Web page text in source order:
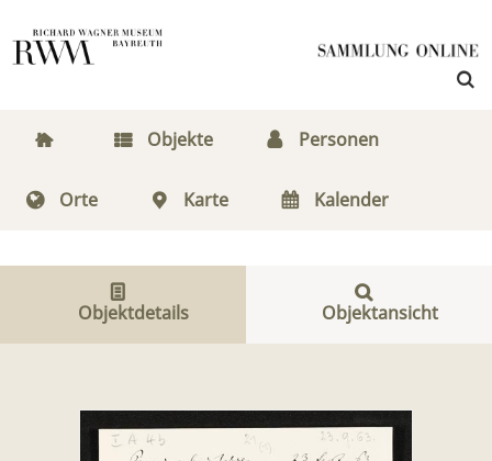
Objekte Personen
Orte Karte Kalender
Objektdetails Objektansicht